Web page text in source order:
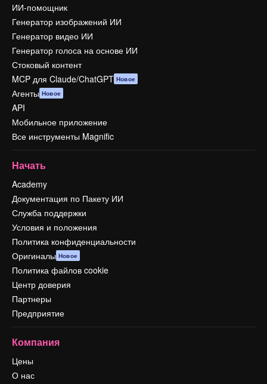
ИИ-помощник
Генератор изображений ИИ
Генератор видео ИИ
Генератор голоса на основе ИИ
Стоковый контент
MCP для Claude/ChatGPT Новое
Агенты Новое
API
Мобильное приложение
Все инструменты Magnific
Начать
Academy
Документация по Пакету ИИ
Служба поддержки
Условия и положения
Политика конфиденциальности
Оригиналы Новое
Политика файлов cookie
Центр доверия
Партнеры
Предприятие
Компания
Цены
О нас